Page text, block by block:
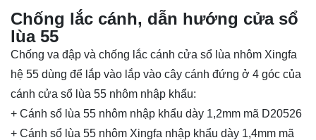
Chống lắc cánh, dẫn hướng cửa sổ
lùa 55
Chống va đập và chống lắc cánh cửa sổ lùa nhôm Xingfa
hệ 55 dùng để lắp vào lắp vào cây cánh đứng ở 4 góc của
cánh cửa sổ lùa 55 nhôm nhập khẩu:
+ Cánh sổ lùa 55 nhôm nhập khẩu dày 1,2mm mã D20526
+ Cánh sổ lùa 55 nhôm Xingfa nhập khẩu dày 1,4mm mã